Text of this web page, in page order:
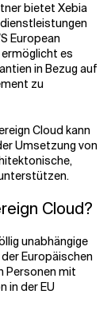
bietet Xebia
European
es
in Bezug auf
zu
Cloud kann
Umsetzung von
Cloud?
unabhängige
Europäischen
Personen mit
in der EU